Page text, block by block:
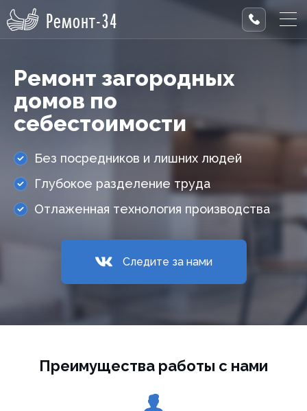
Ремонт-34
Ремонт загородных
домов по
себестоимости
Без посредников и лишних людей
Глубокое разделение труда
Отлаженная технология производства
Следите за нами
Преимущества работы с нами